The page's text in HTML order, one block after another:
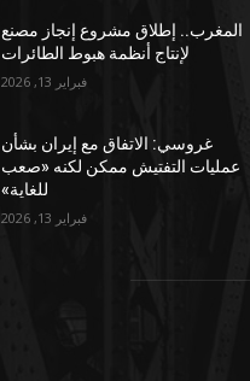
المغرب.. إطلاق مشروع إنجاز مصنع
لإنتاج أنظمة هبوط الطائرات
فبراير 13, 2026
غروسي: الاتفاق مع إيران بشأن
عمليات التفتيش ممكن لكنه «صعب
للغاية»
فبراير 13, 2026